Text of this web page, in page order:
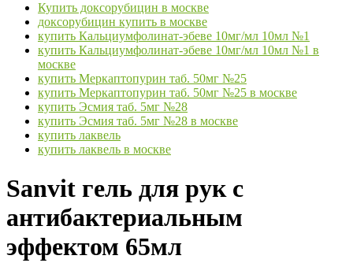
Купить доксорубицин в москве
доксорубицин купить в москве
купить Кальциумфолинат-эбеве 10мг/мл 10мл №1
купить Кальциумфолинат-эбеве 10мг/мл 10мл №1 в
москве
купить Меркаптопурин таб. 50мг №25
купить Меркаптопурин таб. 50мг №25 в москве
купить Эсмия таб. 5мг №28
купить Эсмия таб. 5мг №28 в москве
купить лаквель
купить лаквель в москве
Sanvit гель для рук с
антибактериальным
эффектом 65мл